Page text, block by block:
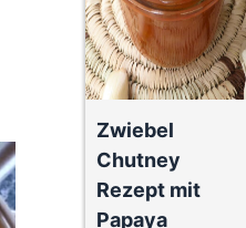
Zwiebel
Chutney
Rezept mit
Papaya